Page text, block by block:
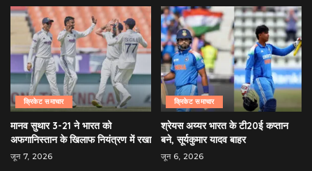
क्रिकेट समाचार
मानव सुथार 3-21 ने भारत को
अफगानिस्तान के खिलाफ नियंत्रण में रखा
जून 7, 2026
क्रिकेट समाचार
श्रेयस अय्यर भारत के टी20ई कप्तान
बने, सूर्यकुमार यादव बाहर
जून 6, 2026